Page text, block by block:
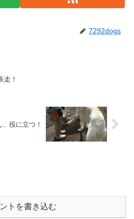
7292dogs
走！
、役に立つ！
トを書き込む